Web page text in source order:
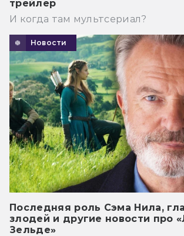
трейлер
И когда там мультсериал?
Новости
Последняя роль Сэма Нила,
злодей и другие новости про
Зельде»